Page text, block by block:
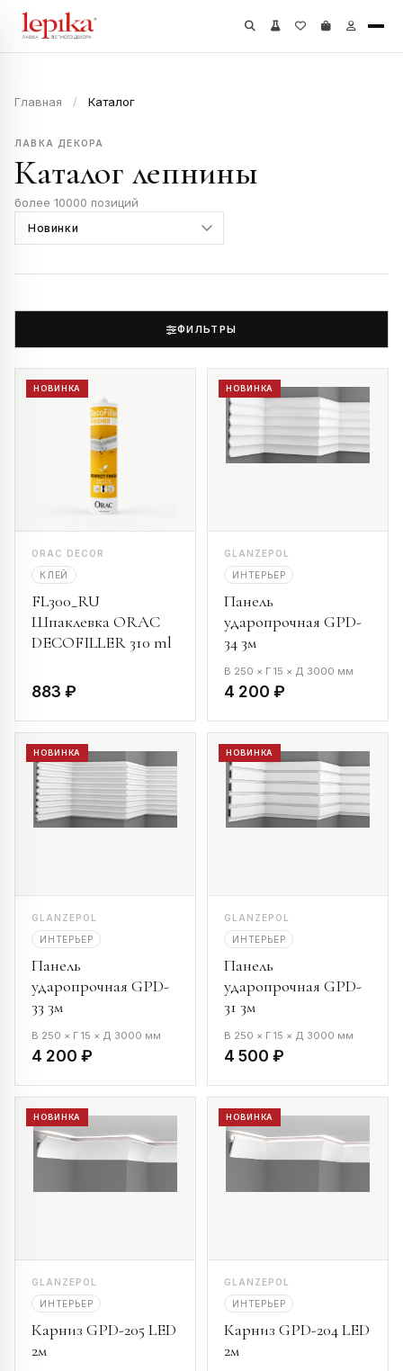
Главная / Каталог
ЛАВКА ДЕКОРА
Каталог лепнины
более 10000 позиций
ФИЛЬТРЫ
НОВИНКА
ORAC DECOR
КЛЕЙ
FL300_RU
Шпаклевка ORAC
DECOFILLER 310 ml
883 ₽
НОВИНКА
GLANZEPOL
ИНТЕРЬЕР
Панель
ударопрочная GPD-
34 3м
В 250 × Г 15 × Д 3000 мм
4 200 ₽
НОВИНКА
GLANZEPOL
ИНТЕРЬЕР
Панель
ударопрочная GPD-
33 3м
В 250 × Г 15 × Д 3000 мм
4 200 ₽
НОВИНКА
GLANZEPOL
ИНТЕРЬЕР
Панель
ударопрочная GPD-
31 3м
В 250 × Г 15 × Д 3000 мм
4 500 ₽
НОВИНКА
GLANZEPOL
ИНТЕРЬЕР
Карниз GPD-205 LED
2м
НОВИНКА
GLANZEPOL
ИНТЕРЬЕР
Карниз GPD-204 LED
2м